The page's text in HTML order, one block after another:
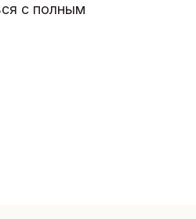
с полным